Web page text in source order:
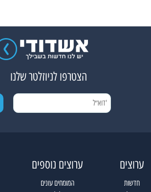
הצטרפו לניוזלטר שלנו
ערוצים
חדשות
ערוצים נוספים
המומחים עונים